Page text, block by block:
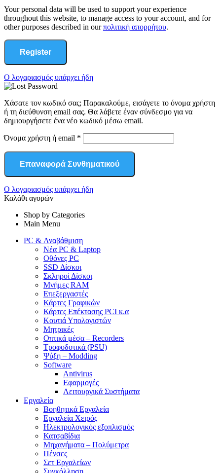
Your personal data will be used to support your experience
throughout this website, to manage access to your account, and for
other purposes described in ourπολιτική απορρήτου.
Register
Ο λογαριασμός υπάρχει ήδη
Χάσατε τον κωδικό σας; Παρακαλούμε, εισάγετε το όνομα χρήστη
ή τη διεύθυνση email σας. Θα λάβετε έναν σύνδεσμο για να
δημιουργήσετε ένα νέο κωδικό μέσω email.
Όνομα χρήστη ή email *
Επαναφορά Συνθηματικού
Ο λογαριασμός υπάρχει ήδη
Καλάθι αγορών
Shop by Categories
Main Menu
PC & Αναβάθμιση
Νέα PC & Laptop
Οθόνες PC
SSD Δίσκοι
Σκληροί Δίσκοι
Μνήμες RAM
Επεξεργαστές
Κάρτες Γραφικών
Κάρτες Επέκτασης PCI κ.α
Κουτιά Υπολογιστών
Μητρικές
Οπτικά μέσα – Recorders
Τροφοδοτικά (PSU)
Ψύξη – Modding
Software
Antivirus
Εφαρμογές
Λειτουργικά Συστήματα
Εργαλεία
Βοηθητικά Εργαλεία
Εργαλεία Χειρός
Ηλεκτρολογικός εξοπλισμός
Κατσαβίδια
Μηχανήματα – Πολύμετρα
Πένσες
Σετ Εργαλείων
Συγκόλληση